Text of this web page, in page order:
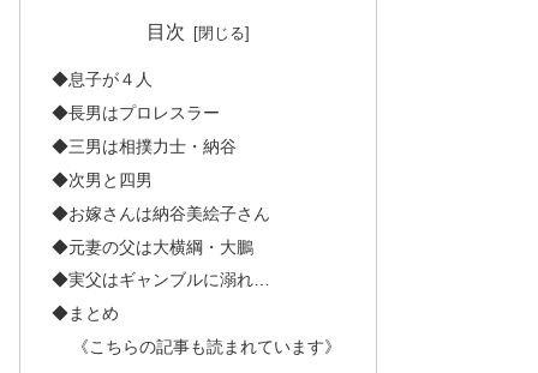
目次
◆息子が４人
◆長男はプロレスラー
◆三男は相撲力士・納谷
◆次男と四男
◆お嫁さんは納谷美絵子さん
◆元妻の父は大横綱・大鵬
◆実父はギャンブルに溺れ…
◆まとめ
《こちらの記事も読まれています》